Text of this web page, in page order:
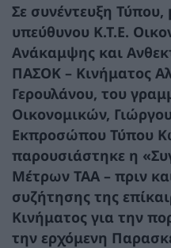
Σε συνέντευξη
υπεύθυνου Κ.Τ.Ε.
Ανάκαμψης και
ΠΑΣΟΚ – Κινήματος
Γερουλάνου, του
Οικονομικών,
Εκπροσώπου Τύπου
παρουσιάστηκε η
Μέτρων ΤΑΑ – πριν
συζήτησης της
Κινήματος για την
την ερχόμενη